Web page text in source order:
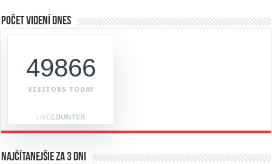
Počet videní dnes
49866
VISITORS TODAY
Najčítanejšie za 3 dni